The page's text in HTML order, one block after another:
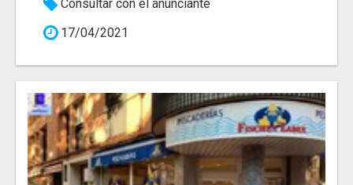
Consultar con el anunciante
17/04/2021